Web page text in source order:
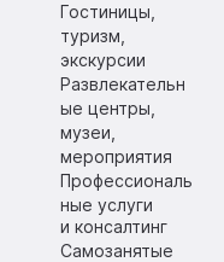
Гостиницы,
туризм,
экскурсии
Развлекательн
ые центры,
музеи,
мероприятия
Профессиональ
ные услуги
и консалтинг
Самозанятые